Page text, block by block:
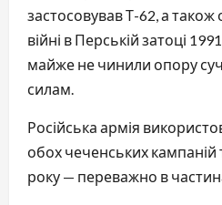
застосовував Т-62, а також
війні в Перській затоці
майже не чинили опору
силам.
Російська армія
обох чеченських кампаній
року — переважно в